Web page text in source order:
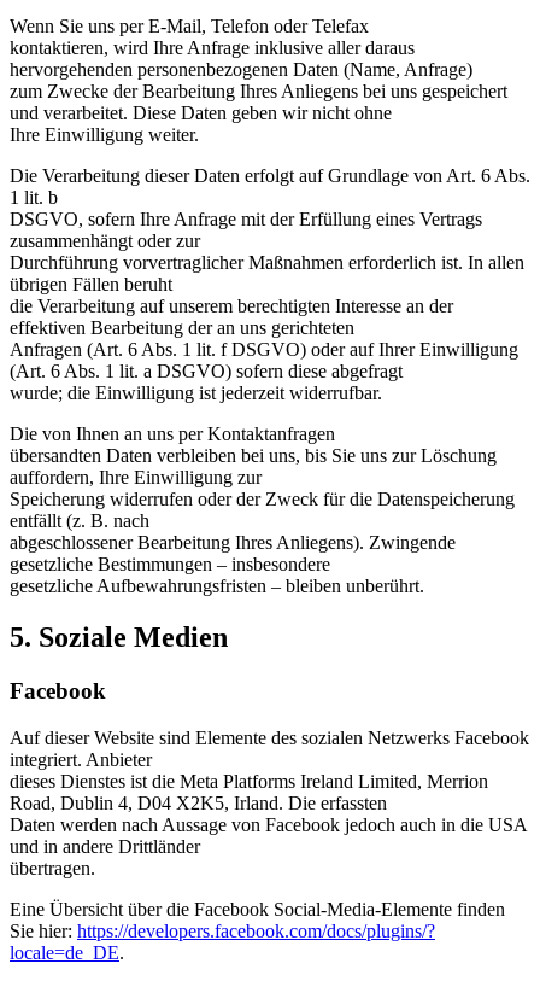
Wenn Sie uns per E-Mail, Telefon oder Telefax
kontaktieren, wird Ihre Anfrage inklusive aller daraus
hervorgehenden personenbezogenen Daten (Name, Anfrage)
zum Zwecke der Bearbeitung Ihres Anliegens bei uns gespeichert
und verarbeitet. Diese Daten geben wir nicht ohne
Ihre Einwilligung weiter.
Die Verarbeitung dieser Daten erfolgt auf Grundlage von Art. 6 Abs.
1 lit. b
DSGVO, sofern Ihre Anfrage mit der Erfüllung eines Vertrags
zusammenhängt oder zur
Durchführung vorvertraglicher Maßnahmen erforderlich ist. In allen
übrigen Fällen beruht
die Verarbeitung auf unserem berechtigten Interesse an der
effektiven Bearbeitung der an uns gerichteten
Anfragen (Art. 6 Abs. 1 lit. f DSGVO) oder auf Ihrer Einwilligung
(Art. 6 Abs. 1 lit. a DSGVO) sofern diese abgefragt
wurde; die Einwilligung ist jederzeit widerrufbar.
Die von Ihnen an uns per Kontaktanfragen
übersandten Daten verbleiben bei uns, bis Sie uns zur Löschung
auffordern, Ihre Einwilligung zur
Speicherung widerrufen oder der Zweck für die Datenspeicherung
entfällt (z. B. nach
abgeschlossener Bearbeitung Ihres Anliegens). Zwingende
gesetzliche Bestimmungen – insbesondere
gesetzliche Aufbewahrungsfristen – bleiben unberührt.
5. Soziale Medien
Facebook
Auf dieser Website sind Elemente des sozialen Netzwerks Facebook
integriert. Anbieter
dieses Dienstes ist die Meta Platforms Ireland Limited, Merrion
Road, Dublin 4, D04 X2K5, Irland. Die erfassten
Daten werden nach Aussage von Facebook jedoch auch in die USA
und in andere Drittländer
übertragen.
Eine Übersicht über die Facebook Social-Media-Elemente finden
Sie hier: https://developers.facebook.com/docs/plugins/?
locale=de_DE.